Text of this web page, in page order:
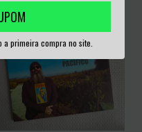
a primeira compra no site.